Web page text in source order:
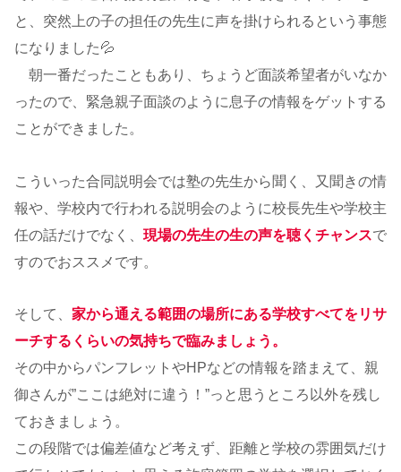
と、突然上の子の担任の先生に声を掛けられるという事態
になりました💦
朝一番だったこともあり、ちょうど面談希望者がいなか
ったので、緊急親子面談のように息子の情報をゲットする
ことができました。
こういった合同説明会では塾の先生から聞く、又聞きの情
報や、学校内で行われる説明会のように校長先生や学校主
任の話だけでなく、 現場の先生の生の声を聴くチャンスで
すのでおススメです。
そして、 家から通える範囲の場所にある学校すべてをリサ
ーチするくらいの気持ちで臨みましょう。
その中からパンフレットやHPなどの情報を踏まえて、親
御さんが”ここは絶対に違う！”っと思うところ以外を残し
ておきましょう。
この段階では偏差値など考えず、距離と学校の雰囲気だけ